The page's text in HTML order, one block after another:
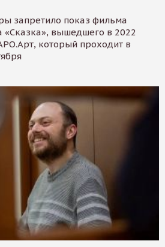
запретило показ фильма
«Сказка», вышедшего в 2022
который проходит в